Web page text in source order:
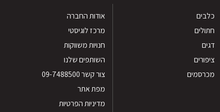
אודות החברה
מרכז לוגיסטי
חנויות משווקות
השותפים שלנו
צור קשר 09-7488500
מפת אתר
מדיניות הפרטיות